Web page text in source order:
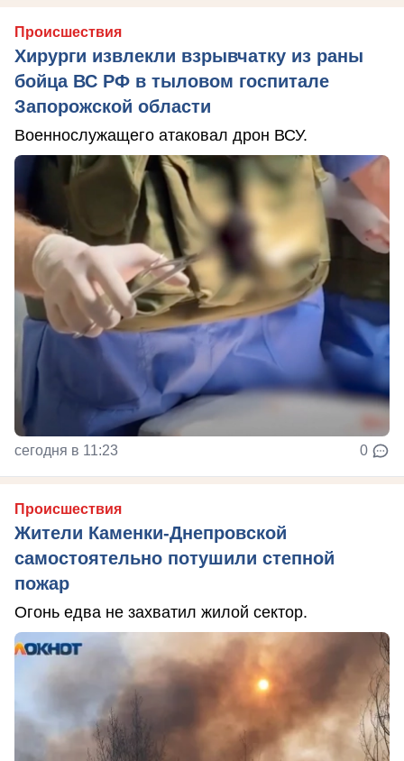
Происшествия
Хирурги извлекли взрывчатку из раны
бойца ВС РФ в тыловом госпитале
Запорожской области
Военнослужащего атаковал дрон ВСУ.
сегодня в 11:23 0
Происшествия
Жители Каменки-Днепровской
самостоятельно потушили степной
пожар
Огонь едва не захватил жилой сектор.